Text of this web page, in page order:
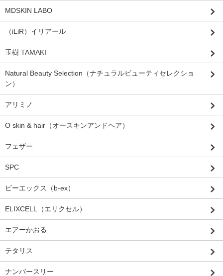
MDSKIN LABO
（iLiR）イリアール
玉樹 TAMAKI
Natural Beauty Selection（ナチュラルビューティセレクショ
ン）
アリミノ
O skin & hair（オースキンアンドヘア）
フェザー
SPC
ビーエックス（b-ex）
ELIXCELL（エリクセル）
エアーかおる
テタリス
ナンバースリー